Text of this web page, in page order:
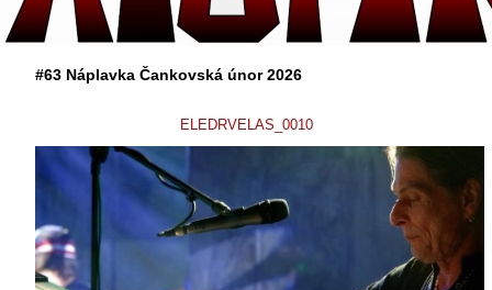
#63 Náplavka Čankovská únor 2026
ELEDRVELAS_0010